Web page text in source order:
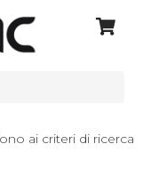
ai criteri di ricerca